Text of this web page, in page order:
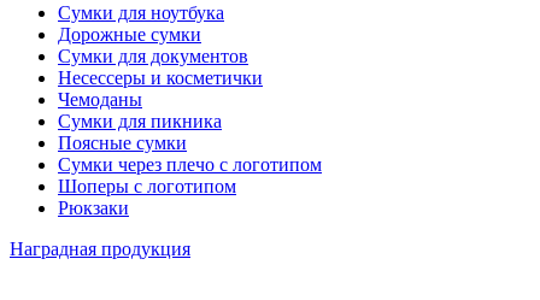
Сумки для ноутбука
Дорожные сумки
Сумки для документов
Несессеры и косметички
Чемоданы
Сумки для пикника
Поясные сумки
Сумки через плечо с логотипом
Шоперы с логотипом
Рюкзаки
Наградная продукция